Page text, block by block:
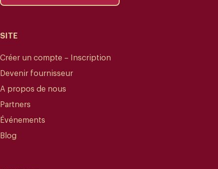
SITE
Créer un compte – Inscription
Devenir fournisseur
A propos de nous
Partners
Événements
Blog